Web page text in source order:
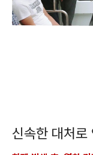
신속한 대처로